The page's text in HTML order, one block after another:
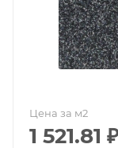
Цена за м2
1 521.81 ₽